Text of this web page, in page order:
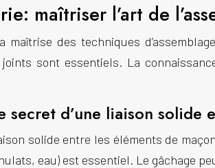
maîtriser l’art de
des techniques
sont essentiels. La
d’une liaison solide
solide entre les éléments de
eau) est essentiel. Le gâchage